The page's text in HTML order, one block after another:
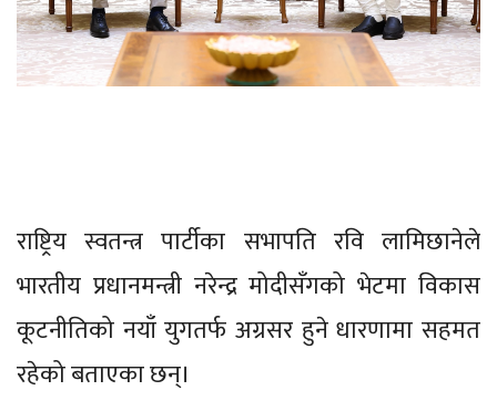
राष्ट्रिय स्वतन्त्र पार्टीका सभापति रवि लामिछानेले
भारतीय प्रधानमन्त्री नरेन्द्र मोदीसँगको भेटमा विकास
कूटनीतिको नयाँ युगतर्फ अग्रसर हुने धारणामा सहमत
रहेको बताएका छन्।